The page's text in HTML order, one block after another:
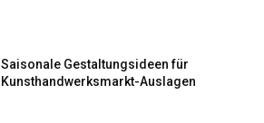
Saisonale Gestaltungsideen für
Kunsthandwerksmarkt-Auslagen